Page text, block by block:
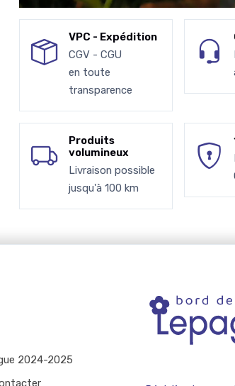
VPC - Expédition
CGV - CGU
en toute
transparence
Produits
volumineux
Livraison possible
jusqu'à 100 km
2024-2025